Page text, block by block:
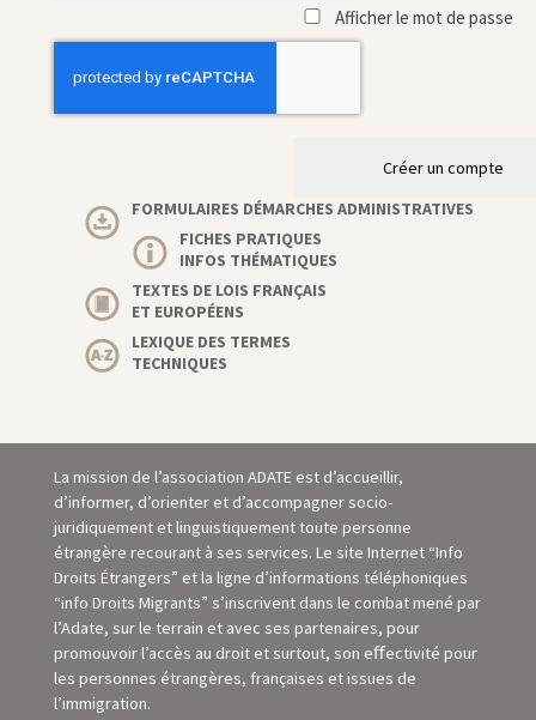
Afficher le mot de passe
Créer un compte
FORMULAIRES DÉMARCHES ADMINISTRATIVES
FICHES PRATIQUES
INFOS THÉMATIQUES
TEXTES DE LOIS FRANÇAIS
ET EUROPÉENS
LEXIQUE DES TERMES
TECHNIQUES
La mission de l’association ADATE est d’accueillir,
d’informer, d’orienter et d’accompagner socio-
juridiquement et linguistiquement toute personne
étrangère recourant à ses services. Le site Internet “Info
Droits Étrangers” et la ligne d’informations téléphoniques
“info Droits Migrants” s’inscrivent dans le combat mené par
l’Adate, sur le terrain et avec ses partenaires, pour
promouvoir l’accès au droit et surtout, son eﬀectivité pour
les personnes étrangères, françaises et issues de
l’immigration.